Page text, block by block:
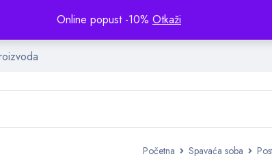
Online popust -10% Otkaži
Početna Spavaća soba